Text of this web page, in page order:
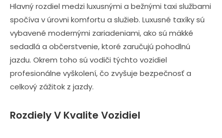
Hlavný rozdiel medzi luxusnými a bežnými taxi službami
spočíva v úrovni komfortu a služieb. Luxusné taxíky sú
vybavené modernými zariadeniami, ako sú mäkké
sedadlá a občerstvenie, ktoré zaručujú pohodlnú
jazdu. Okrem toho sú vodiči týchto vozidiel
profesionálne vyškolení, čo zvyšuje bezpečnosť a
celkový zážitok z jazdy.
Rozdiely V Kvalite Vozidiel